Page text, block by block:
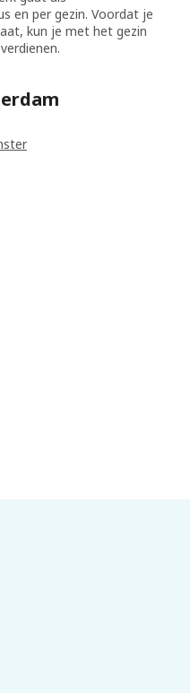
en per gezin. Voordat je
kun je met het gezin